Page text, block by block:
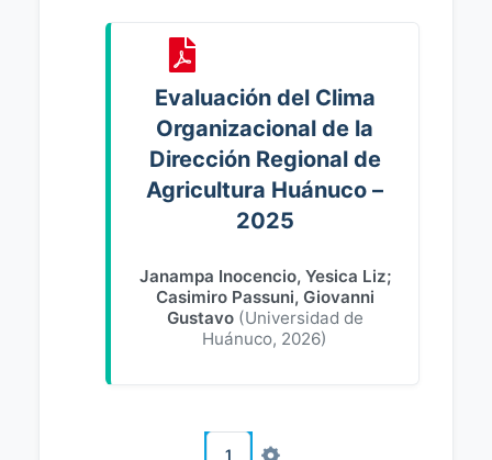
Evaluación del Clima
Organizacional de la
Dirección Regional de
Agricultura Huánuco –
2025
Janampa Inocencio, Yesica Liz;
Casimiro Passuni, Giovanni
Gustavo (Universidad de
Huánuco, 2026)
1